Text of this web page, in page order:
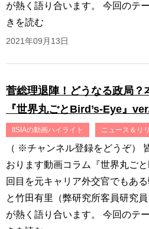
が熱く語り合います。 今回のテ
きを読む
2021年09月13日
菅総理退陣！どうなる政局？
『世界丸ごとBird’s-Eye』
IISIAの動画ハイライト ニュース＆リ
（ ※チャンネル登録をどうぞ）
おります動画コラム『世界丸ご
回目を元キャリア外交官でもあ
と竹田有里（弊研究所客員研究
が熱く語り合います。 今回のテ